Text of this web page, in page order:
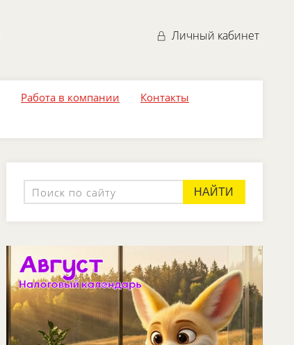
Личный кабинет
Работа в компании
Контакты
НАЙТИ